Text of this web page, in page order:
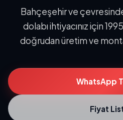
Bahçeşehir ve
dolabı ihtiyacınız için
doğrudan üretim ve
WhatsApp
Fiyat